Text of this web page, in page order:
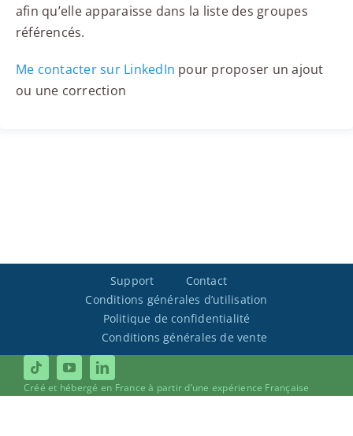
afin qu’elle apparaisse dans la liste des groupes
référencés.
Me contacter sur LinkedIn pour proposer un ajout
ou une correction
Support
Contact
Conditions générales d’utilisation
Politique de confidentialité
Conditions générales de vente
Créé et hébergé en France à partir d’une expérience Française